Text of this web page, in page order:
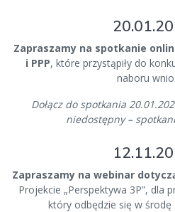
Zapraszamy na spotkanie
i PPP, które przystąpiły do
naboru
Dołącz do spotkania
niedostępny –
Zapraszamy na webinar
Projekcie „Perspektywa 3P”, dla
który odbędzie się w środę